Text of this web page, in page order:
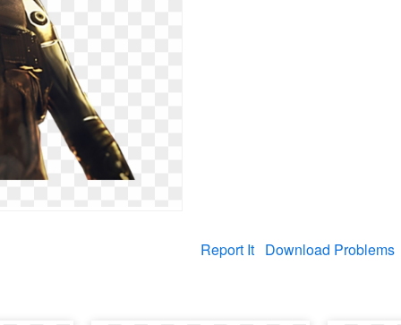
Report It Download Problems